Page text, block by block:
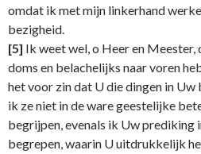
omdat ik met mijn linkerhand
bezigheid.
[5] Ik weet wel, o Heer en Meester,
doms en belachelijks naar voren
het voor zin dat U die dingen in Uw
ik ze niet in de ware geestelijke
begrijpen, evenals ik Uw prediking
begrepen, waarin U uitdrukkelijk